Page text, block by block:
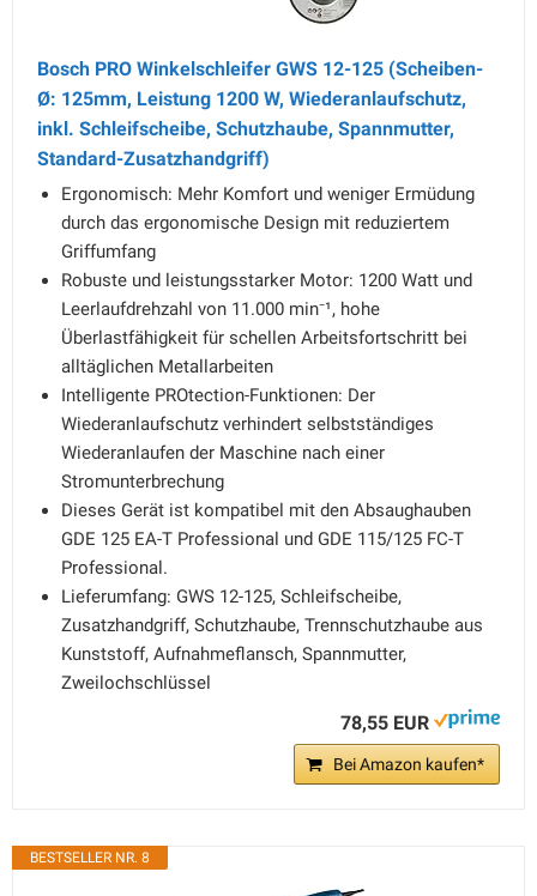
Bosch PRO Winkelschleifer GWS 12-125 (Scheiben-
Ø: 125mm, Leistung 1200 W, Wiederanlaufschutz,
inkl. Schleifscheibe, Schutzhaube, Spannmutter,
Standard-Zusatzhandgriff)
Ergonomisch: Mehr Komfort und weniger Ermüdung
durch das ergonomische Design mit reduziertem
Griffumfang
Robuste und leistungsstarker Motor: 1200 Watt und
Leerlaufdrehzahl von 11.000 min⁻¹, hohe
Überlastfähigkeit für schellen Arbeitsfortschritt bei
alltäglichen Metallarbeiten
Intelligente PROtection-Funktionen: Der
Wiederanlaufschutz verhindert selbstständiges
Wiederanlaufen der Maschine nach einer
Stromunterbrechung
Dieses Gerät ist kompatibel mit den Absaughauben
GDE 125 EA-T Professional und GDE 115/125 FC-T
Professional.
Lieferumfang: GWS 12-125, Schleifscheibe,
Zusatzhandgriff, Schutzhaube, Trennschutzhaube aus
Kunststoff, Aufnahmeflansch, Spannmutter,
Zweilochschlüssel
78,55 EUR
Bei Amazon kaufen*
BESTSELLER NR. 8